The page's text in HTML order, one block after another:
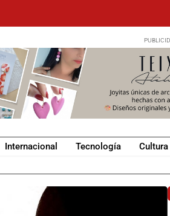
Internacional Tecnología